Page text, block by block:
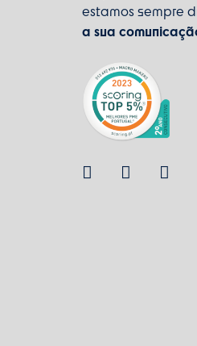
estamos sempre
a sua